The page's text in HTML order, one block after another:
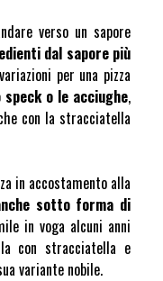
verso un sapore
dal sapore più
per una pizza
speck o le acciughe,
con la stracciatella
in accostamento alla
sotto forma di
in voga alcuni anni
con stracciatella e
variante nobile.